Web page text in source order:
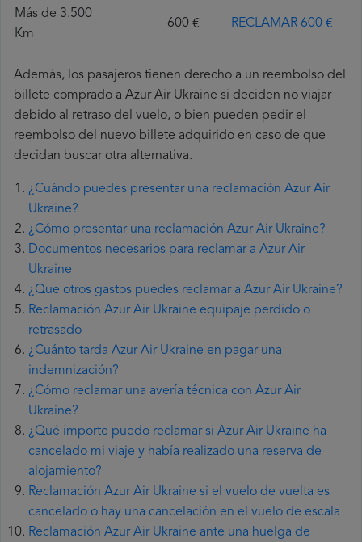
Más de 3.500
Km
600 € RECLAMAR 600 €
Además, los pasajeros tienen derecho a un reembolso del
billete comprado a Azur Air Ukraine si deciden no viajar
debido al retraso del vuelo, o bien pueden pedir el
reembolso del nuevo billete adquirido en caso de que
decidan buscar otra alternativa.
¿Cuándo puedes presentar una reclamación Azur Air
Ukraine?
¿Cómo presentar una reclamación Azur Air Ukraine?
Documentos necesarios para reclamar a Azur Air
Ukraine
¿Que otros gastos puedes reclamar a Azur Air Ukraine?
Reclamación Azur Air Ukraine equipaje perdido o
retrasado
¿Cuánto tarda Azur Air Ukraine en pagar una
indemnización?
¿Cómo reclamar una avería técnica con Azur Air
Ukraine?
¿Qué importe puedo reclamar si Azur Air Ukraine ha
cancelado mi viaje y había realizado una reserva de
alojamiento?
Reclamación Azur Air Ukraine si el vuelo de vuelta es
cancelado o hay una cancelación en el vuelo de escala
Reclamación Azur Air Ukraine ante una huelga de